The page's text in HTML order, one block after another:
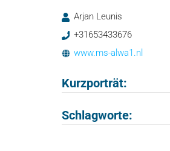
Arjan Leunis
+31653433676
www.ms-alwa1.nl
Kurzporträt:
Schlagworte: